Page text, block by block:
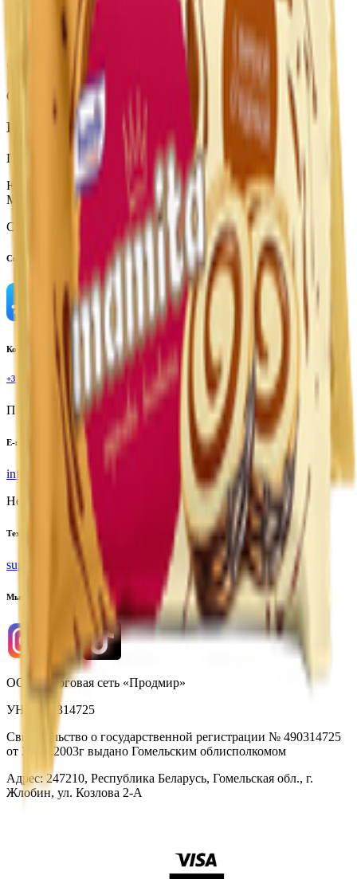
Пищевая ценность на 100г
Белки Углеводы 57
Срок годности
Срок годности:6 месяцев
Изготовитель
Производитель:
ООО «КДВ Минусинск»
Юридический адрес:
662605, Красноярский край, г.
Минусинск, ул. Крекерная, 8
Страна производства:Россия
Скачать приложение
Контактный телефон
+375(29)6875999
Пн-Пт: 8:00 - 17:00
E-mail
info@yoda.by
Не для электронных обращений
Тех. поддержка
support@yoda.by
Мы в соцсетях
ООО «Торговая сеть «Продмир»
УНП 490314725
Свидетельство о государственной регистрации № 490314725
от 30.05.2003г выдано Гомельским облисполкомом
Адрес: 247210, Республика Беларусь, Гомельская обл., г.
Жлобин, ул. Козлова 2-А